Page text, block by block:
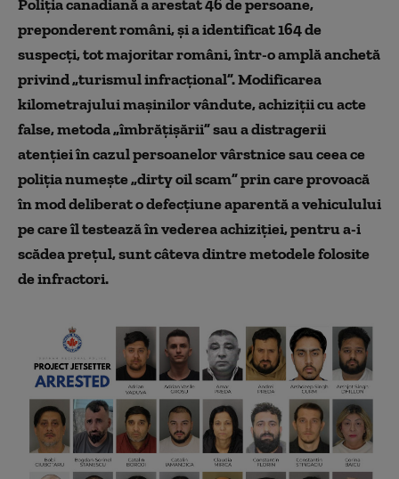
Poliţia canadiană a arestat 46 de persoane,
preponderent români, şi a identificat 164 de
suspecţi, tot majoritar români, într-o amplă anchetă
privind „turismul infracţional”. Modificarea
kilometrajului maşinilor vândute, achiziţii cu acte
false, metoda „îmbrăţişării” sau a distragerii
atenţiei în cazul persoanelor vârstnice sau ceea ce
poliţia numeşte „dirty oil scam” prin care provoacă
în mod deliberat o defecţiune aparentă a vehiculului
pe care îl testează în vederea achiziţiei, pentru a-i
scădea preţul, sunt câteva dintre metodele folosite
de infractori.